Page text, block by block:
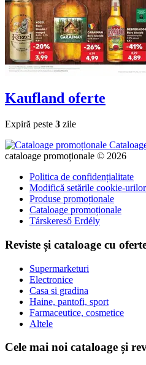
Kaufland oferte
Expiră peste 3 zile
cataloage promoționale © 2026
Politica de confidențialitate
Modifică setările cookie-urilor
Produse promoționale
Cataloage promoționale
Társkereső Erdély
Reviste și cataloage cu
Supermarketuri
Electronice
Casa si gradina
Haine, pantofi, sport
Farmaceutice, cosmetice
Altele
Cele mai noi cataloage și